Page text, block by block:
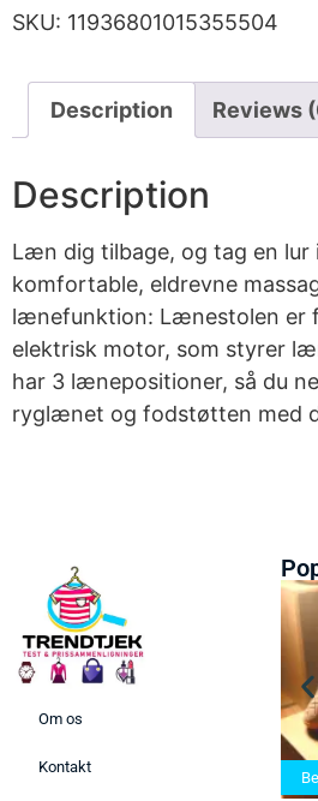
SKU: 11936801015355504
Description Reviews
Description
Læn dig tilbage, og tag en lur
komfortable, eldrevne
lænefunktion: Lænestolen er
elektrisk motor, som styrer
har 3 lænepositioner, så du
ryglænet og fodstøtten med
Om os
KontaktBedste Saunatæppe 2025 –
Find de bedste produkter her!